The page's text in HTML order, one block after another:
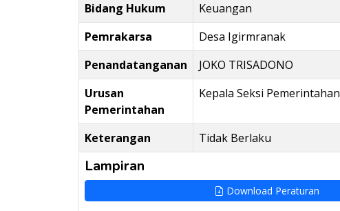
Bidang Hukum
Keuangan
Pemrakarsa
Desa Igirmranak
Penandatanganan
JOKO TRISADONO
Urusan
Pemerintahan
Kepala Seksi Pemerintahan
Keterangan Tidak Berlaku
Lampiran
Download Peraturan